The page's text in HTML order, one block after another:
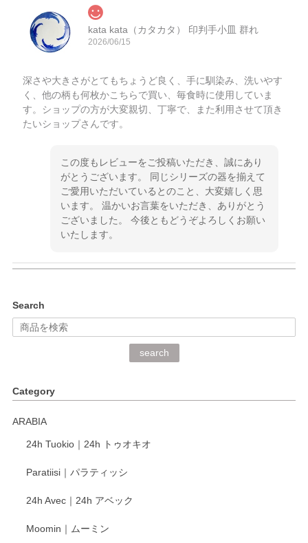
kata kata（カタカタ） 印判手小皿 群れ
2026/06/15
深さや大きさがとてもちょうど良く、手に馴染み、洗いやす
く、他の柄も何枚かこちらで買い、毎食時に使用していま
す。ショップの方が大変親切、丁寧で、また利用させて頂き
たいショップさんです。
この度もレビューをご投稿いただき、誠にあり
がとうございます。 同じシリーズの器を揃えて
ご愛用いただいているとのこと、大変嬉しく思
います。 温かいお言葉をいただき、ありがとう
ございました。 今後ともどうぞよろしくお願い
いたします。
深さや大きさがとてもちょうど良く、手に馴染み、洗いやす
く、他の柄も何枚かこちらで買い、毎食時に使用していま
く交換して下さいました。
がとうございます。 同じシリーズの器を揃えて
います。 温かいお言葉をいただき、ありがとう
いたします。
Search
search
Category
ARABIA
24h Tuokio｜24h トゥオキオ
Paratiisi｜パラティッシ
24h Avec｜24h アベック
Moomin｜ムーミン